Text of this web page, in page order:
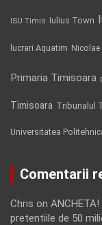
ISU Timis Iulius Town
lucrari Aquatim Nicolae
Primaria Timisoara
Timisoara Tribunalul
Universitatea
Comentarii
Chris on
pretentiile de 50